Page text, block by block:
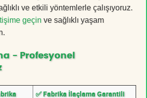
ve etkili yöntemlerle çalışıyoruz.
geçin ve sağlıklı yaşam
- Profesyonel
✅ Fabrika İlaçlama Garantili